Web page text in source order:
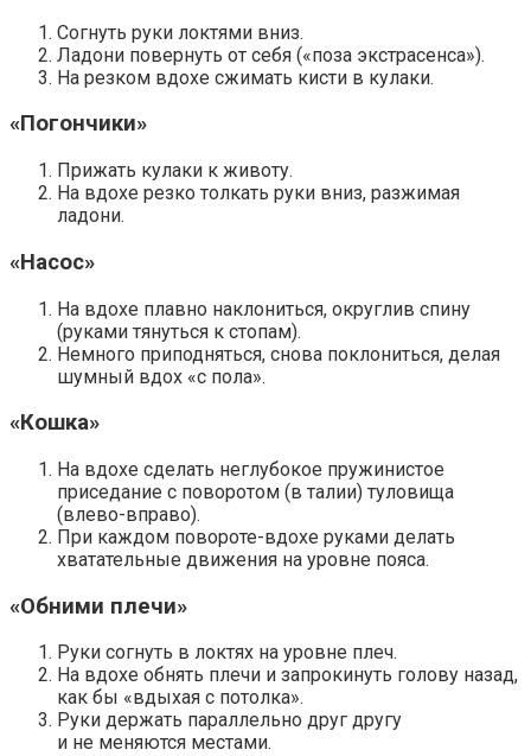
Согнуть руки локтями вниз.
Ладони повернуть от себя («поза экстрасенса»).
На резком вдохе сжимать кисти в кулаки.
«Погончики»
Прижать кулаки к животу.
На вдохе резко толкать руки вниз, разжимая
ладони.
«Насос»
На вдохе плавно наклониться, округлив спину
(руками тянуться к стопам).
Немного приподняться, снова поклониться, делая
шумный вдох «с пола».
«Кошка»
На вдохе сделать неглубокое пружинистое
приседание с поворотом (в талии) туловища
(влево-вправо).
При каждом повороте-вдохе руками делать
хватательные движения на уровне пояса.
«Обними плечи»
Руки согнуть в локтях на уровне плеч.
На вдохе обнять плечи и запрокинуть голову назад,
как бы «вдыхая с потолка».
Руки держать параллельно друг другу
и не меняются местами.